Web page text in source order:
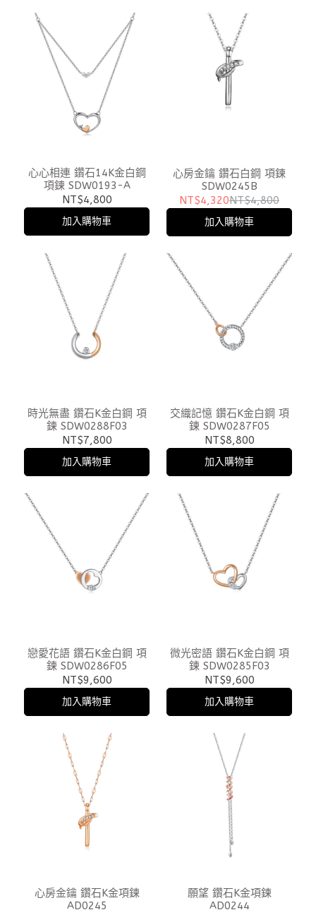
心心相連 鑽石14K金白鋼
項鍊 SDW0193-A
NT$4,800
加入購物車
心房金鑰 鑽石白鋼 項鍊
SDW0245B
NT$4,320NT$4,800
加入購物車
時光無盡 鑽石K金白鋼 項
鍊 SDW0288F03
NT$7,800
加入購物車
交織記憶 鑽石K金白鋼 項
鍊 SDW0287F05
NT$8,800
加入購物車
戀愛花語 鑽石K金白鋼 項
鍊 SDW0286F05
NT$9,600
加入購物車
微光密語 鑽石K金白鋼 項
鍊 SDW0285F03
NT$9,600
加入購物車
心房金鑰 鑽石K金項鍊
AD0245
願望 鑽石K金項鍊
AD0244